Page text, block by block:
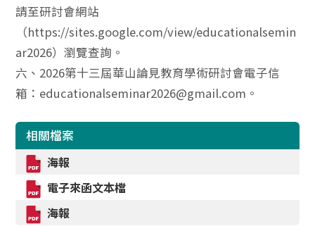
請至研討會網站
（https://sites.google.com/view/educationalsemin
ar2026）瀏覽查詢。
六、2026第十三屆華山論見教育學術研討會電子信
箱：educationalseminar2026@gmail.com。
相關檔案
海報
電子來函文本檔
海報